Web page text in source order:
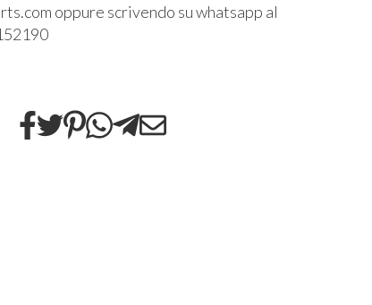
oppure scrivendo su whatsapp al